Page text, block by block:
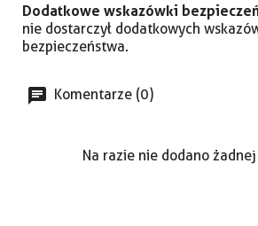
Dodatkowe wskazówki
nie dostarczył dodatkowych
bezpieczeństwa.
Komentarze (0)
Na razie nie dodano